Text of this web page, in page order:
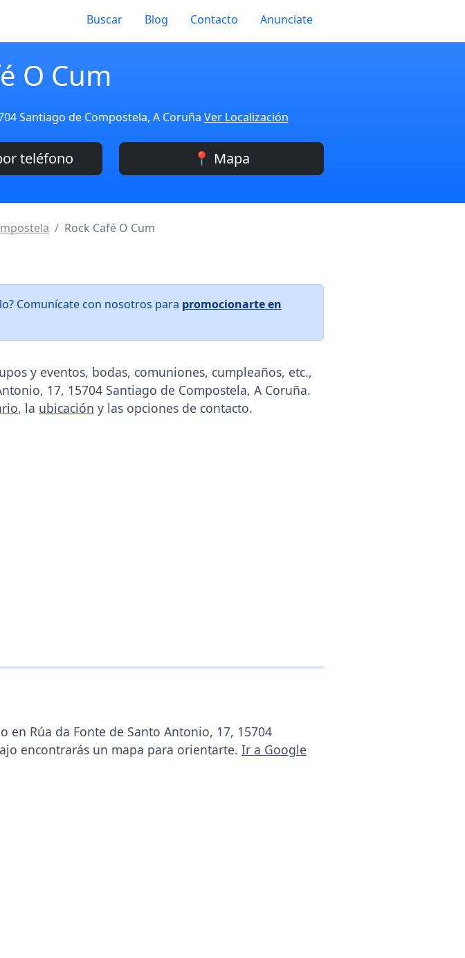
Buscar Blog Contacto Anunciate
O Cum
Santiago de Compostela, A Coruña Ver Localización
teléfono 📍 Mapa
Rock Café O Cum
Comunícate con nosotros para promocionarte en
y eventos, bodas, comuniones, cumpleaños, etc.,
17, 15704 Santiago de Compostela, A Coruña.
, la ubicación y las opciones de contacto.
en Rúa da Fonte de Santo Antonio, 17, 15704
encontrarás un mapa para orientarte. Ir a Google